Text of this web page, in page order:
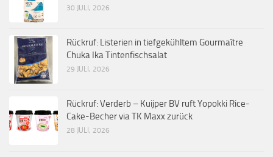
30 JULI, 2026
Rückruf: Listerien in tiefgekühltem Gourmaître
Chuka Ika Tintenfischsalat
29 JULI, 2026
Rückruf: Verderb – Kuijper BV ruft Yopokki Rice-
Cake-Becher via TK Maxx zurück
28 JULI, 2026